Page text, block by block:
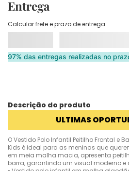
Entrega
Calcular frete e prazo de entrega
97% das entregas realizadas no
Descrição do produto
ULTIMAS
O Vestido Polo Infantil Peitilho Frontal e
Kids é ideal para as meninas que
em meia malha macia, apresenta
barra, garantindo um visual moderno